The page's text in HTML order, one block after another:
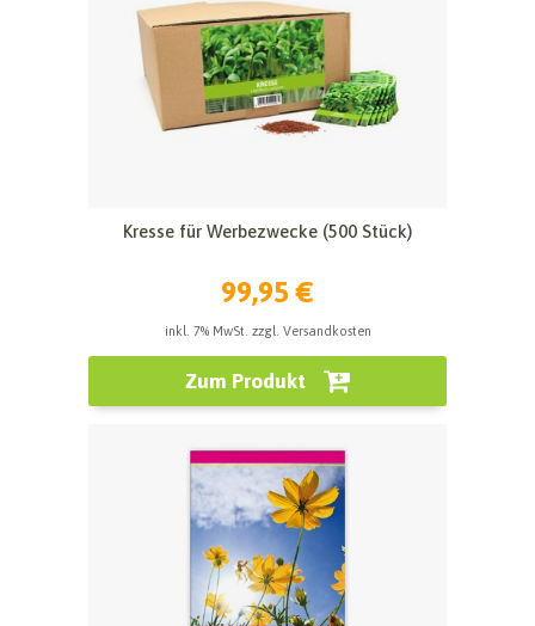
Kresse für Werbezwecke (500 Stück)
99,95 €
inkl. 7% MwSt. zzgl. Versandkosten
Zum Produkt